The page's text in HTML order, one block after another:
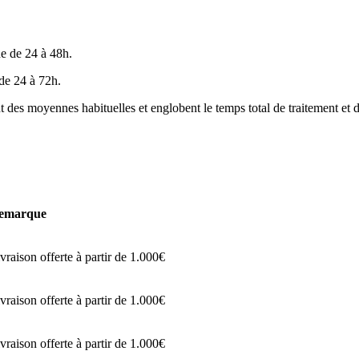
de 24 à 48h.
24 à 72h.
moyennes habituelles et englobent le temps total de traitement et
offerte à partir de 1.000€
offerte à partir de 1.000€
offerte à partir de 1.000€